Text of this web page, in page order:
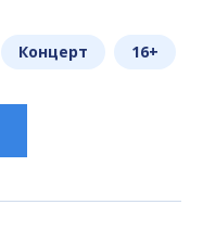
Концерт 16+